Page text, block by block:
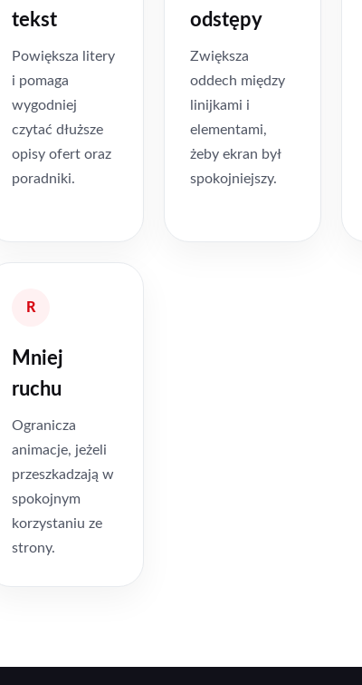
tekst
Powiększa litery
i pomaga
wygodniej
czytać dłuższe
opisy ofert oraz
poradniki.
odstępy
Zwiększa
oddech między
linijkami i
elementami,
żeby ekran był
spokojniejszy.
R
Mniej
ruchu
Ogranicza
animacje, jeżeli
przeszkadzają w
spokojnym
korzystaniu ze
strony.